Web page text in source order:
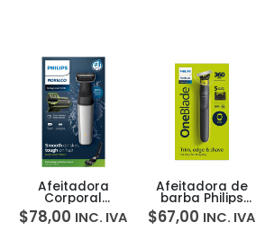
Afeitadora
Corporal
Recargable Bi-
Direccional
$78,00 INC. IVA
Afeitadora de
barba Philips
Norelco
OneBlade Trim
$67,00 INC. IVA